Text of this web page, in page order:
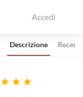
Accedi
Descrizione